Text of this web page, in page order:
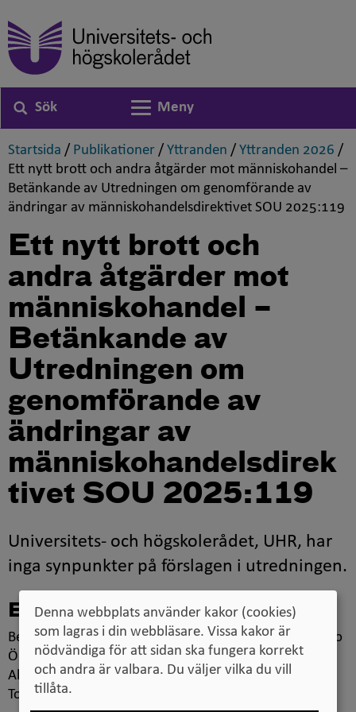
Sök
Växla navigering
Meny
Startsida ,
/ Publikationer ,
/ Yttranden ,
/ Yttranden 2026 ,
/
Ett nytt brott och andra åtgärder mot människohandel –
Betänkande av Utredningen om genomförande av
ändringar av människohandelsdirektivet SOU 2025:119
Ett nytt brott och
andra åtgärder mot
människohandel –
Betänkande av
Utredningen om
genomförande av
ändringar av
människohandelsdirek
tivet SOU 2025:119
Universitets- och högskolerådet, UHR, har
inga synpunkter på förslagen i utredningen.
Beslut
Beslut i detta ärende har fattats av generaldirektör Eino
Örnfeldt efter föredragning av utredare Anders
Ahlstrand i närvaro av avdelningschef Linda Norman
Torvang.
Denna webbplats använder kakor (cookies)
som lagras i din webbläsare. Vissa kakor är
nödvändiga för att sidan ska fungera korrekt
och andra är valbara. Du väljer vilka du vill
tillåta.